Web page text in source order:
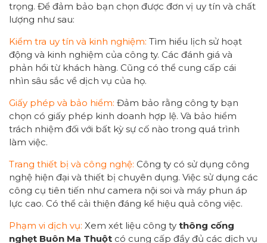
trọng. Để đảm bảo bạn chọn được đơn vị uy tín và chất
lượng như sau:
Kiểm tra uy tín và kinh nghiệm: Tìm hiểu lịch sử hoạt
động và kinh nghiệm của công ty. Các đánh giá và
phản hồi từ khách hàng. Cũng có thể cung cấp cái
nhìn sâu sắc về dịch vụ của họ.
Giấy phép và bảo hiểm: Đảm bảo rằng công ty bạn
chọn có giấy phép kinh doanh hợp lệ. Và bảo hiểm
trách nhiệm đối với bất kỳ sự cố nào trong quá trình
làm việc.
Trang thiết bị và công nghệ: Công ty có sử dụng công
nghệ hiện đại và thiết bị chuyên dụng. Việc sử dụng các
công cụ tiên tiến như camera nội soi và máy phun áp
lực cao. Có thể cải thiện đáng kể hiệu quả công việc.
Phạm vi dịch vụ: Xem xét liệu công ty thông cống
nghẹt Buôn Ma Thuột có cung cấp đầy đủ các dịch vụ